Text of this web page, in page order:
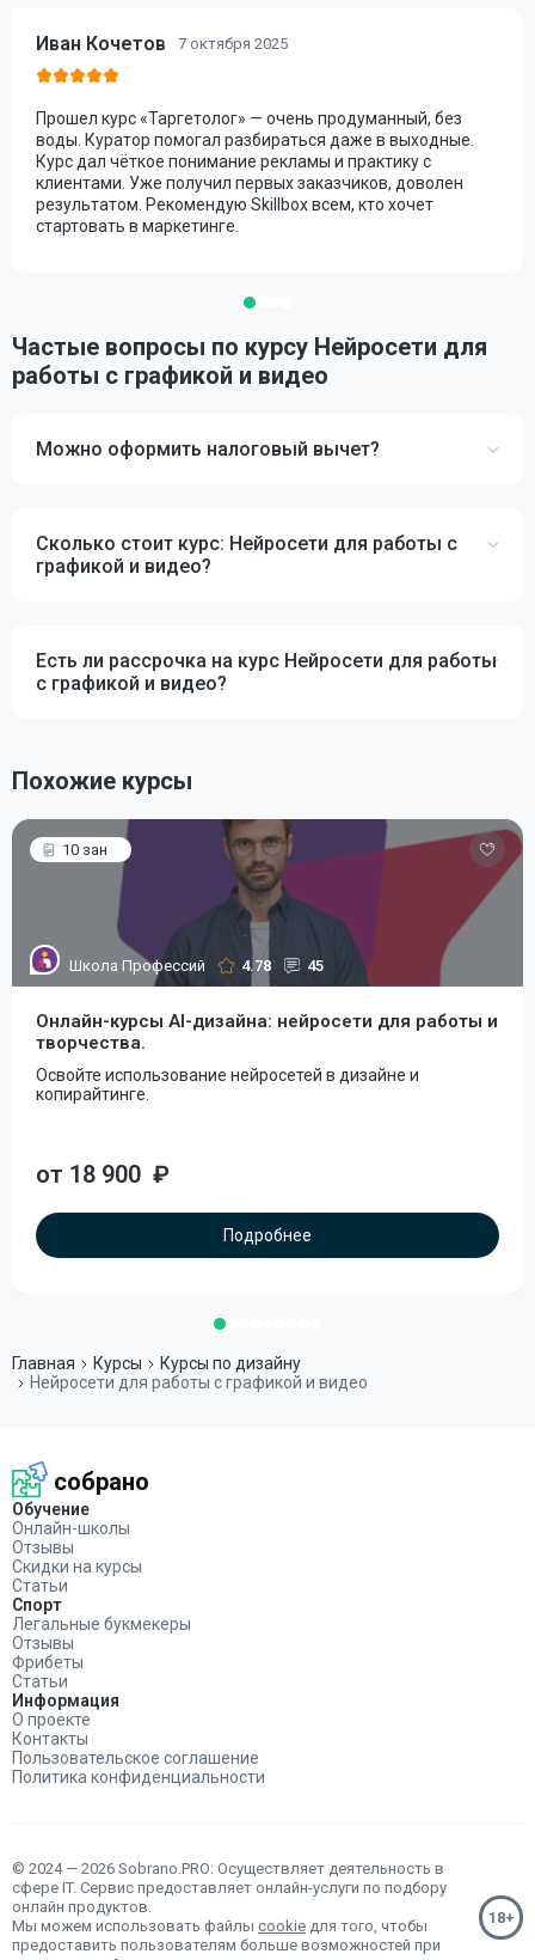
Иван Кочетов 7 октября 2025
Прошел курс «Таргетолог» — очень продуманный, без
воды. Куратор помогал разбираться даже в выходные.
Курс дал чёткое понимание рекламы и практику с
клиентами. Уже получил первых заказчиков, доволен
результатом. Рекомендую Skillbox всем, кто хочет
стартовать в маркетинге.
Частые вопросы по курсу Нейросети для
работы с графикой и видео
Можно оформить налоговый вычет?
Сколько стоит курс: Нейросети для работы с
графикой и видео?
Есть ли рассрочка на курс Нейросети для работы
с графикой и видео?
Похожие курсы
10 зан
Школа Профессий 4.78 45
Онлайн-курсы AI-дизайна: нейросети для работы и
творчества.
Освойте использование нейросетей в дизайне и
копирайтинге.
от 18 900 ₽
Подробнее
Главная Курсы
Курсы по дизайну
Нейросети для работы с графикой и видео
собрано
Обучение
Онлайн-школы
Отзывы
Скидки на курсы
Статьи
Спорт
Легальные букмекеры
Отзывы
Фрибеты
Статьи
Информация
О проекте
Контакты
Пользовательское соглашение
Политика конфиденциальности
© 2024 — 2026 Sobrano.PRO: Осуществляет деятельность в
сфере IT. Сервис предоставляет онлайн-услуги по подбору
онлайн продуктов.
Мы можем использовать файлы cookie для того, чтобы
предоставить пользователям больше возможностей при